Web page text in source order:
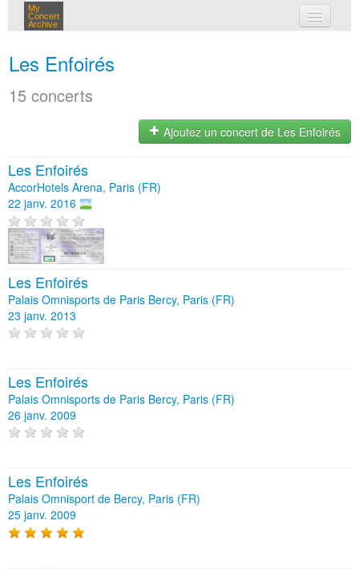
My
Concert
Archive
Les Enfoirés
15 concerts
Ajoutez un concert de Les Enfoirés
Les Enfoirés
AccorHotels Arena, Paris (FR)
22 janv. 2016
Les Enfoirés
Palais Omnisports de Paris Bercy, Paris (FR)
23 janv. 2013
Les Enfoirés
Palais Omnisports de Paris Bercy, Paris (FR)
26 janv. 2009
Les Enfoirés
Palais Omnisport de Bercy, Paris (FR)
25 janv. 2009